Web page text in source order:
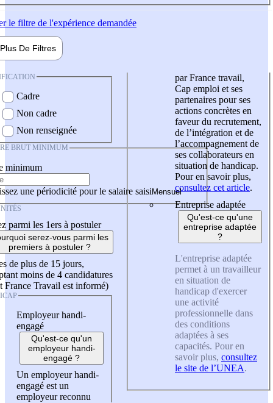
le filtre de l'expérience demandée
Plus De Filtres
Cadre
Non cadre
Non renseignée
BRUT MINIMUM
minimum
une périodicité pour le salaire saisi
parmi les 1ers à postuler
serez-vous parmi les
premiers à postuler ?
de plus de 15 jours,
moins de 4 candidatures
France Travail est informé)
Employeur handi-
engagé
Qu'est-ce qu'un
employeur handi-
engagé ?
Un employeur handi-
engagé est un
employeur reconnu
par France travail,
Cap emploi et ses
partenaires pour ses
actions concrètes en
faveur du recrutement,
de l’intégration et de
l’accompagnement de
ses collaborateurs en
situation de handicap.
Pour en savoir plus,
consultez cet article.
Entreprise adaptée
Qu'est-ce qu'une
entreprise adaptée
?
L'entreprise adaptée
permet à un travailleur
en situation de
handicap d'exercer
une activité
professionnelle dans
des conditions
adaptées à ses
capacités. Pour en
savoir plus, consultez
le site de l’UNEA.